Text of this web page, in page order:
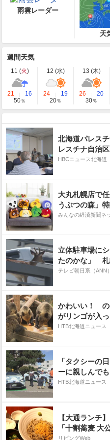
雨雲レーダー
天
週間天気
11 (火) 12 (水) 13 (木)
21
16
50％
24
19
20％
26
20
30％
北海道パレス
レスチナ自治
HBCニュース北海道
大丸札幌店で
うぶつの森」
みんなの経済新聞ネ
立体駐車場に
たのかな」 札
テレビ朝日系（ANN）
かわいい！ の
がリンゴが入
リタイム」
HTB北海道ニュース
「タクシー
ーに親しんで
にぎわう
HTB北海道ニュース
【大通ランチ
「十割蕎麦 大
リビングWeb